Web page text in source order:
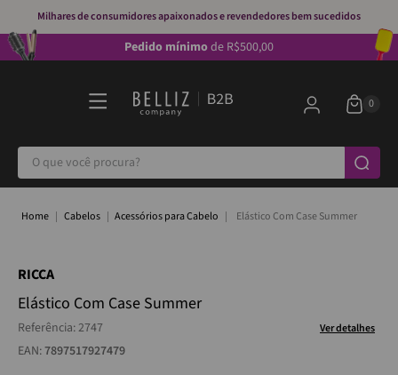
Milhares de consumidores apaixonados e revendedores bem sucedidos
Pedido mínimode R$500,00
O que você procura?
Cabelos Acessórios para Cabelo Elástico Com Case Summer
RICCA
Elástico Com Case Summer
Referência:2747 Ver detalhes
EAN:7897517927479